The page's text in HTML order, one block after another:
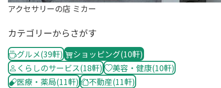
アクセサリーの店 ミカー
カテゴリーからさがす
グルメ(39軒) ショッピング(10軒)
くらしのサービス(18軒) 美容・健康(10軒)
医療・薬局(11軒) 不動産(11軒)